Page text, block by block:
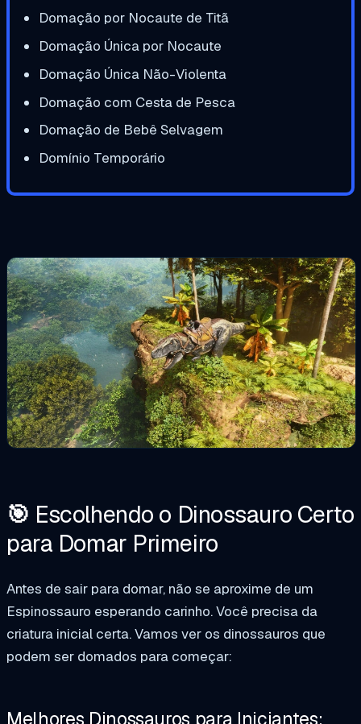
Domação por Nocaute de Titã
Domação Única por Nocaute
Domação Única Não-Violenta
Domação com Cesta de Pesca
Domação de Bebê Selvagem
Domínio Temporário
🎯 Escolhendo o Dinossauro Certo
para Domar Primeiro
Antes de sair para domar, não se aproxime de um
Espinossauro esperando carinho. Você precisa da
criatura inicial certa. Vamos ver os dinossauros que
podem ser domados para começar: